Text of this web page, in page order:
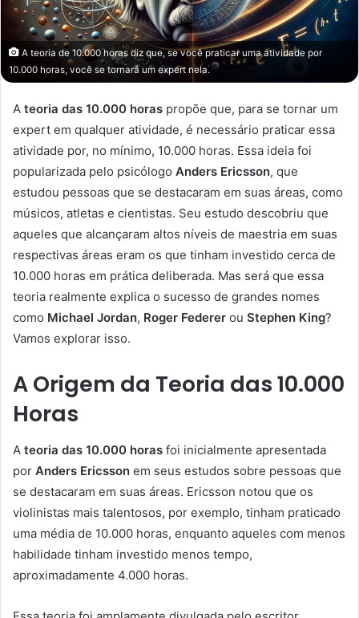
A teoria de 10.000 horas diz que, se você praticar uma atividade por
10.000 horas, você se tornará um expert nela.
A teoria das 10.000 horas propõe que, para se tornar um
expert em qualquer atividade, é necessário praticar essa
atividade por, no mínimo, 10.000 horas. Essa ideia foi
popularizada pelo psicólogo Anders Ericsson, que
estudou pessoas que se destacaram em suas áreas, como
músicos, atletas e cientistas. Seu estudo descobriu que
aqueles que alcançaram altos níveis de maestria em suas
respectivas áreas eram os que tinham investido cerca de
10.000 horas em prática deliberada. Mas será que essa
teoria realmente explica o sucesso de grandes nomes
como Michael Jordan, Roger Federer ou Stephen King?
Vamos explorar isso.
A Origem da Teoria das 10.000
Horas
A teoria das 10.000 horas foi inicialmente apresentada
por Anders Ericsson em seus estudos sobre pessoas que
se destacaram em suas áreas. Ericsson notou que os
violinistas mais talentosos, por exemplo, tinham praticado
uma média de 10.000 horas, enquanto aqueles com menos
habilidade tinham investido menos tempo,
aproximadamente 4.000 horas.